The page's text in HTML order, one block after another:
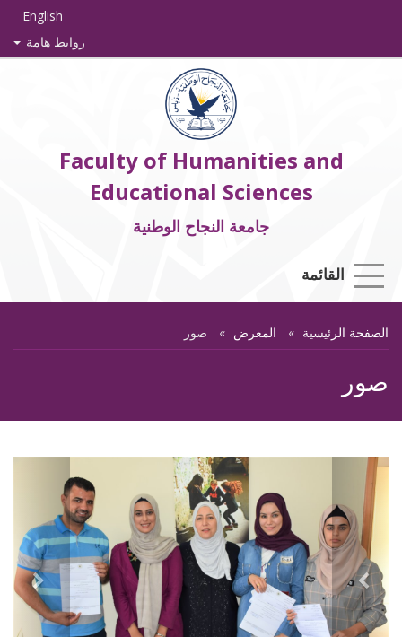
English
روابط هامة
Faculty of Humanities and
Educational Sciences
جامعة النجاح الوطنية
القائمة
الصفحة الرئيسية المعرض صور
صور